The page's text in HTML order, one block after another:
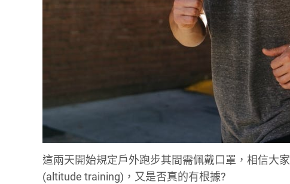
這兩天開始規定戶外跑步其間需佩戴口罩，相信大
(altitude training)，又是否真的有根據?